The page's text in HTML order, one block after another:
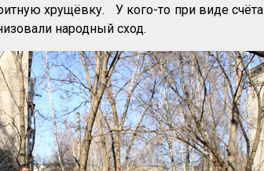
хрущёвку. У кого-то при виде счёта
народный сход.